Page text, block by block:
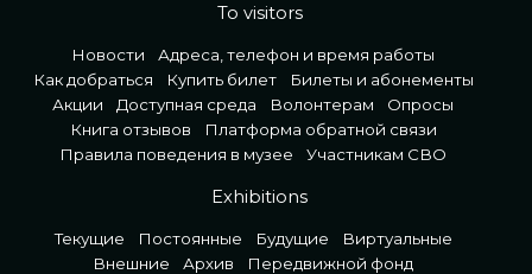
To visitors
Новости
Адреса, телефон и время работы
Как добраться
Купить билет
Билеты и абонементы
Акции
Доступная среда Волонтерам
Опросы
Книга отзывов
Платформа обратной связи
Правила поведения в музее
Участникам СВО
Exhibitions
Текущие Постоянные Будущие
Виртуальные
Внешние
Архив Передвижной фонд